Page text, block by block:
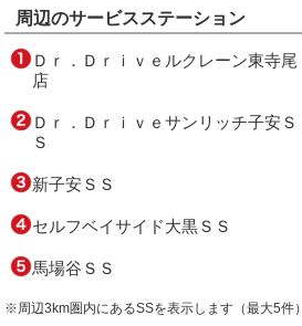
周辺のサービスステーション
Ｄｒ．Ｄｒｉｖｅルクレーン東寺尾
店
Ｄｒ．Ｄｒｉｖｅサンリッチ子安Ｓ
Ｓ
新子安ＳＳ
セルフベイサイド大黒ＳＳ
馬場谷ＳＳ
※周辺3km圏内にあるSSを表示します（最大5件）